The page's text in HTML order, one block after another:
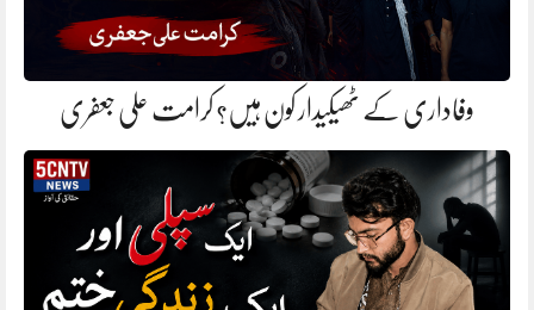
وفاداری کے ٹھیکیدار کون ہیں؟ کرامت علی جعفری